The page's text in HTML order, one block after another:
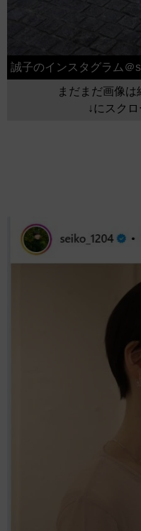
誠子のインスタグラム＠
まだまだ画像は
↓にスク